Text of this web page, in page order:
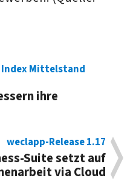
Index Mittelstand
ihre
weclapp-Release 1.17
Suite setzt auf
via Cloud